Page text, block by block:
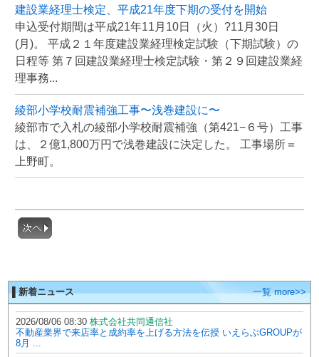
建設業経理士検定、平成21年度下期の受付を開始
申込受付期間は平成21年11月10日（火）?11月30日
(月)。 平成２１年度建設業経理検定試験（下期試験）の
日程等 第７回建設業経理士検定試験・第２９回建設業経
理事務...
綾部小学校耐震補強工事〜浅巻建設に〜
綾部市で入札の綾部小学校耐震補強（第421−６号）工事
は、２億1,800万円で浅巻建設に決定した。 工事場所＝
上野町。
▌新着ニュース 一覧 more>>
2026/08/06 08:30 株式会社共同通信社
不動産業界で来店率と成約率を上げる方法を伝授 いえらぶGROUPが
8月 ...